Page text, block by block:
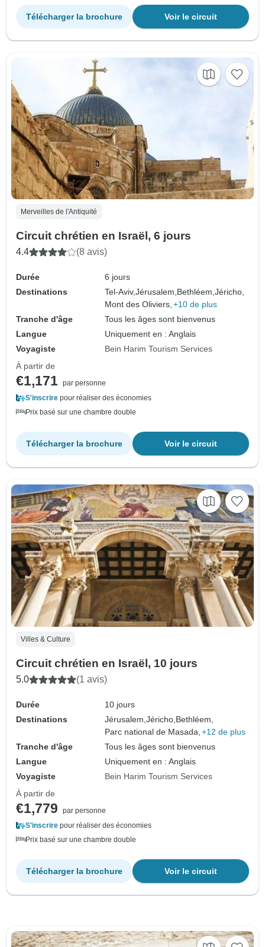
Voir le circuit
Télécharger la brochure
Merveilles de l'Antiquité
Circuit chrétien en Israël, 6 jours
4.4 (8 avis)
Durée
6 jours
Destinations
Tel-Aviv,Jérusalem,Bethléem,Jéricho,
Mont des Oliviers, +10 de plus
Tranche d'âge
Tous les âges sont bienvenus
Langue
Uniquement en : Anglais
Voyagiste
Bein Harim Tourism Services
À partir de
€1,171 par personne
S'inscrire pour réaliser des économies
Prix basé sur une chambre double
Voir le circuit
Télécharger la brochure
Villes & Culture
Circuit chrétien en Israël, 10 jours
5.0 (1 avis)
Durée
10 jours
Destinations
Jérusalem,Jéricho, Bethléem,
Parc national de Masada, +12 de plus
Tranche d'âge
Tous les âges sont bienvenus
Langue
Uniquement en : Anglais
Voyagiste
Bein Harim Tourism Services
À partir de
€1,779
par personne
S'inscrire pour réaliser des économies
Prix basé sur une chambre double
Voir le circuit
Télécharger la brochure